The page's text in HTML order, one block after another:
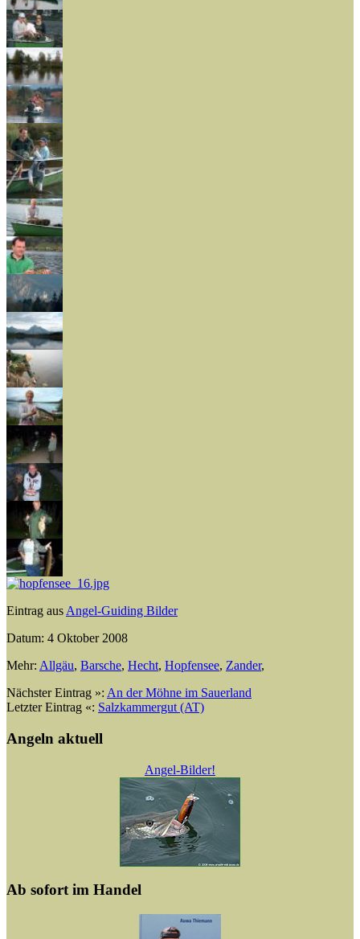
Eintrag aus Angel-Guiding Bilder
Datum: 4 Oktober 2008
Mehr: Allgäu, Barsche, Hecht, Hopfensee, Zander,
Nächster Eintrag »: An der Möhne im Sauerland
Letzter Eintrag «: Salzkammergut (AT)
Angeln aktuell
Angel-Bilder!
Ab sofort im Handel